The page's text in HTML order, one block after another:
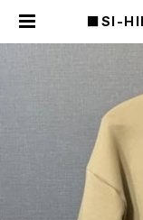
■SI-
ルオ